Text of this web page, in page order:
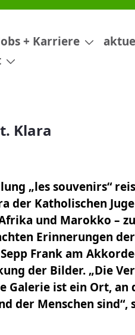
+ Karriere
Klara
„les souvenirs“
der Katholischen
und Marokko –
Erinnerungen
Frank am
der Bilder. „Die
Galerie ist ein Ort,
der Menschen sind“,